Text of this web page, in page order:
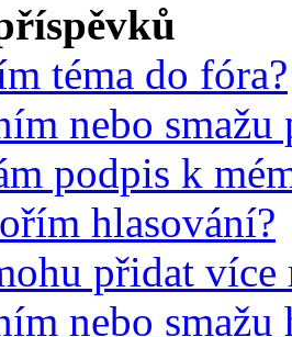
téma do fóra?
nebo smažu
podpis k
hlasování?
přidat
nebo smažu